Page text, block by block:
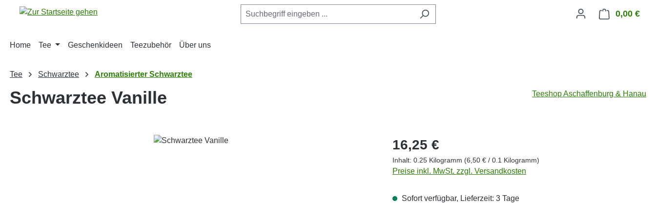
Hauptinhalt springen
Zur Suche springen
Zur Hauptnavigation springen 0,00 €
Home Tee Geschenkideen Teezubehör Über uns
Tee Schwarztee Aromatisierter Schwarztee
Schwarztee Vanille Teeshop Aschaffenburg & Hanau
Regulärer Preis:
16,25 €
Inhalt: 0.25 Kilogramm (6,50 € / 0.1 Kilogramm)
Preise inkl. MwSt. zzgl. Versandkosten
Sofort verfügbar, Lieferzeit: 3 Tage